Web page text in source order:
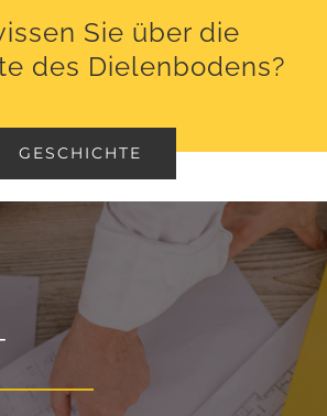
Sie über die
des Dielenbodens?
GESCHICHTE